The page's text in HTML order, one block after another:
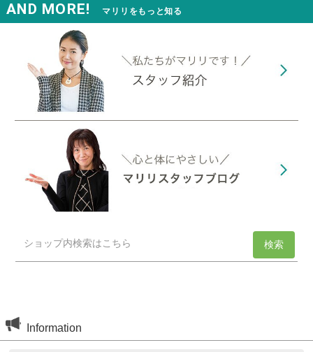
AND MORE! マリリをもっと知る
Information